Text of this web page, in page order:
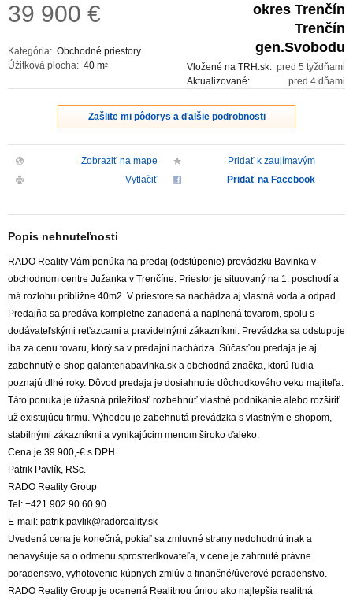
39 900 €
Kategória: Obchodné priestory
Úžitková plocha: 40 m2
okres Trenčín
Trenčín
gen.Svobodu
pred 5 tyždňami
Vložené na TRH.sk:
pred 4 dňami
Aktualizované:
Zašlite mi pôdorys a ďalšie podrobnosti
Zobraziť na mape
Pridať k zaujímavým
Vytlačiť
Pridať na Facebook
Popis nehnuteľnosti
RADO Reality Vám ponúka na predaj (odstúpenie) prevádzku Bavlnka v
obchodnom centre Južanka v Trenčíne. Priestor je situovaný na 1. poschodí a
má rozlohu približne 40m2. V priestore sa nachádza aj vlastná voda a odpad.
Predajňa sa predáva kompletne zariadená a naplnená tovarom, spolu s
dodávateľskými reťazcami a pravidelnými zákazníkmi. Prevádzka sa odstupuje
iba za cenu tovaru, ktorý sa v predajni nachádza. Súčasťou predaja je aj
zabehnutý e-shop galanteriabavlnka.sk a obchodná značka, ktorú ľudia
poznajú dlhé roky. Dôvod predaja je dosiahnutie dôchodkového veku majiteľa.
Táto ponuka je úžasná príležitosť rozbehnúť vlastné podnikanie alebo rozšíriť
už existujúcu firmu. Výhodou je zabehnutá prevádzka s vlastným e-shopom,
stabilnými zákazníkmi a vynikajúcim menom široko ďaleko.
Cena je 39.900,-€ s DPH.
Patrik Pavlík, RSc.
RADO Reality Group
Tel: +421 902 90 60 90
E-mail: patrik.pavlik@radoreality.sk
Uvedená cena je konečná, pokiaľ sa zmluvné strany nedohodnú inak a
nenavyšuje sa o odmenu sprostredkovateľa, v cene je zahrnuté právne
poradenstvo, vyhotovenie kúpnych zmlúv a finančné/úverové poradenstvo.
RADO Reality Group je ocenená Realitnou úniou ako najlepšia realitná